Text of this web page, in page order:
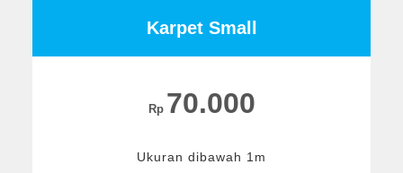
Karpet Small
Rp 70.000
Ukuran dibawah 1m